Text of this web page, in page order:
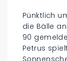
Pünktlich
die Bälle
90
Petrus